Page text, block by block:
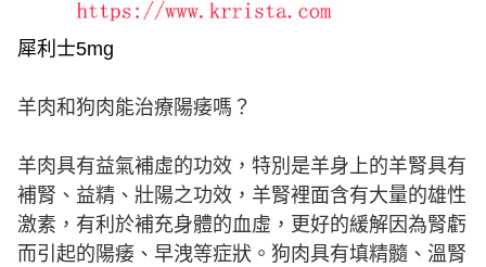
犀利士5mg
羊肉和狗肉能治療陽痿嗎？
羊肉具有益氣補虛的功效，特別是羊身上的羊腎具有
補腎、益精、壯陽之功效，羊腎裡面含有大量的雄性
激素，有利於補充身體的血虛，更好的緩解因為腎虧
而引起的陽痿、早洩等症狀。狗肉具有填精髓、溫腎